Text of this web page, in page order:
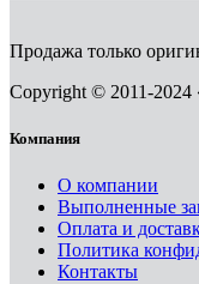
Продажа только
Copyright © 2011-
Компания
О компании
Выполненные
Оплата и
Политика
Контакты